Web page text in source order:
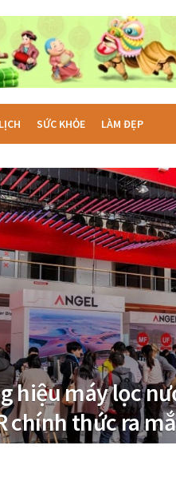
SỨC KHỎE LÀM ĐẸP
hiệu máy lọc
chính thức ra